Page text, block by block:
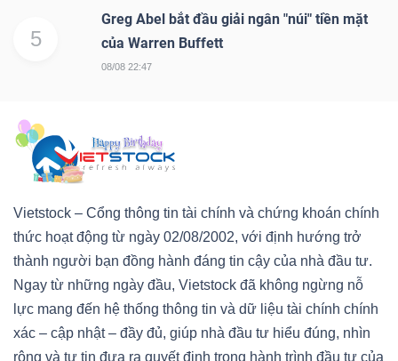
5
Greg Abel bắt đầu giải ngân "núi" tiền mặt
của Warren Buffett
08/08 22:47
Vietstock – Cổng thông tin tài chính và chứng khoán chính
thức hoạt động từ ngày 02/08/2002, với định hướng trở
thành người bạn đồng hành đáng tin cậy của nhà đầu tư.
Ngay từ những ngày đầu, Vietstock đã không ngừng nỗ
lực mang đến hệ thống thông tin và dữ liệu tài chính chính
xác – cập nhật – đầy đủ, giúp nhà đầu tư hiểu đúng, nhìn
rộng và tự tin đưa ra quyết định trong hành trình đầu tư của